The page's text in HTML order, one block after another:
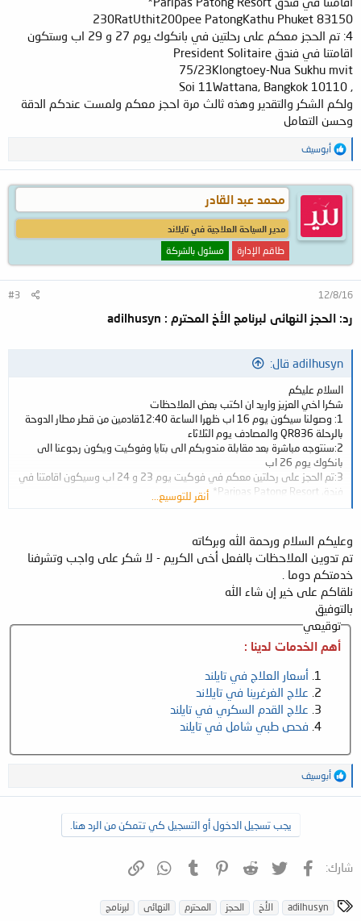
230RatUthit200pee PatongKathu Phuket 83150
4: تم الحجز معكم على رحلتين في بانكوك يوم 27 و 29 اب وستكون
اقامتنا في فندق President Solitaire
75/23Klongtoey-Nua Sukhu mvit
, Soi 11Wattana, Bangkok 10110
ولكم الشكر والتقدير وهذه ثالث مرة احجز معكم ولمست عندكم الدقة
وحسن التعامل
ا
ت
ف
ا
ع
ل
ا
:
أبوسيف
محمد عبد القادر
مدير السياحة العلاجية في تايلاند
طاقم الإدارة مسئول بالشركة
12/8/16
#3
رد: الحجز النهائى لبرنامج الأخ المحترم : adilhusyn
adilhusyn قال:
السلام عليكم
شكرا اخي العزيز واريد ان اكتب بعض الملاحظات
1: وصولنا سيكون يوم 16 اب ظهرا الساعة 12:40قادمين من قطر مطار الدوحة
بالرحلة QR836 والمصادف يوم الثلاثاء
2:سنتوجه مباشرة بعد مقابلة مندوبكم الى بتايا وفوكيت ويكون رجوعنا الى
بانكوك يوم 26 اب
3:تم الحجز على رحلتين معكم في فوكيت يوم 23 و 24 اب وسيكون اقامتنا في
فندق Paripas Patong Resort*
230RatUthit200pee PatongKathu Phuket 83150
فندق President Solitaire
75/23Klongtoey-Nua Sukhu mvit
, Soi 11Wattana, Bangkok 10110
ولكم الشكر والتقدير وهذه ثالث مرة احجز معكم ولمست عندكم الدقة وحسن
التعامل
أنقر للتوسيع...
وعليكم السلام ورحمة الله وبركاته
تم تدوين الملاحظات بالفعل أخى الكريم - لا شكر على واجب وتشرفنا
خدمتكم دوما .
نلقاكم على خير إن شاء الله
بالتوفيق
توقيعي
أهم الخدمات لدينا :
أسعار العلاج في تايلند
علاج الغرغرينا في تايلاند
علاج القدم السكري في تايلند
فحص طبي شامل في تايلند
ا
ت
ا
أبوسيف
يجب تسجيل الدخول أو التسجيل كي تتمكن من الرد هنا.
شارك: فيسبوك تويتر Reddit
Pinterest
Tumblr
WhatsApp
ا adilhusyn الأخ الحجز المحترم النهائى لبرنامج